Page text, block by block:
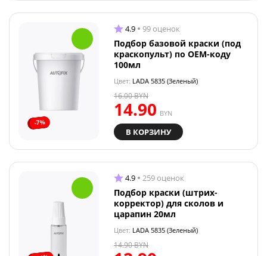
-7%
4.9 99 оценок
Подбор базовой краски (под
краскопульт) по OEM-коду
100мл
Цвет: LADA 5835 (Зеленый)
14.90 BYN
16.00BYN
В КОРЗИНУ
4.9 259 оценок
Подбор краски (штрих-
корректор) для сколов и
царапин 20мл
Цвет: LADA 5835 (Зеленый)
14.90BYN